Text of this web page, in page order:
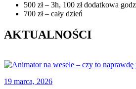
500 zł – 3h, 100 zł dodatkowa
700 zł – cały dzień
AKTUALNOŚCI
19 marca, 2026